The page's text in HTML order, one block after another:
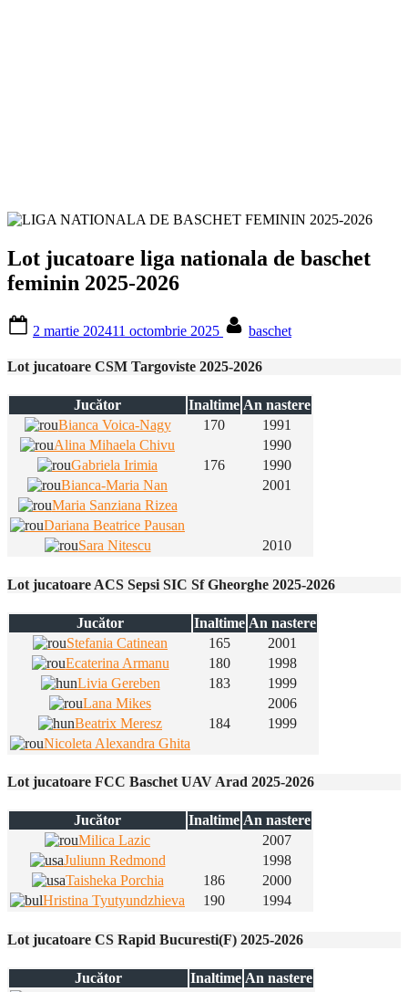
Lot jucatoare liga nationala de baschet
feminin 2025-2026
on
2 martie 202411 octombrie 2025 baschet
Lot jucatoare CSM Targoviste 2025-2026
Jucător Inaltime An nastere
Bianca Voica-Nagy
170
1991
Alina Mihaela Chivu
1990
Gabriela Irimia
176
1990
Bianca-Maria Nan
2001
Maria Sanziana Rizea
Dariana Beatrice Pausan
Sara Nitescu
2010
Lot jucatoare ACS Sepsi SIC Sf Gheorghe 2025-2026
Jucător Inaltime An nastere
Stefania Catinean
165
2001
Ecaterina Armanu
180
1998
Livia Gereben
183
1999
Lana Mikes
2006
Beatrix Meresz
184
1999
Nicoleta Alexandra Ghita
Lot jucatoare FCC Baschet UAV Arad 2025-2026
Jucător Inaltime An nastere
Milica Lazic
2007
Juliunn Redmond
1998
Taisheka Porchia
186
2000
Hristina Tyutyundzhieva
190 1994
Lot jucatoare CS Rapid Bucuresti(F) 2025-2026
Jucător Inaltime An nastere